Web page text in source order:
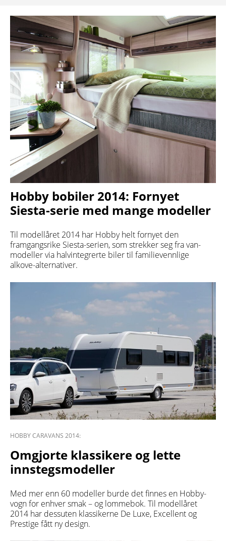
Hobby bobiler 2014: Fornyet
Siesta-serie med mange modeller
Til modellåret 2014 har Hobby helt fornyet den
framgangsrike Siesta-serien, som strekker seg fra van-
modeller via halvintegrerte biler til familievennlige
alkove-alternativer.
HOBBY CARAVANS 2014:
Omgjorte klassikere og lette
innstegsmodeller
Med mer enn 60 modeller burde det finnes en Hobby-
vogn for enhver smak – og lommebok. Til modellåret
2014 har dessuten klassikerne De Luxe, Excellent og
Prestige fått ny design.